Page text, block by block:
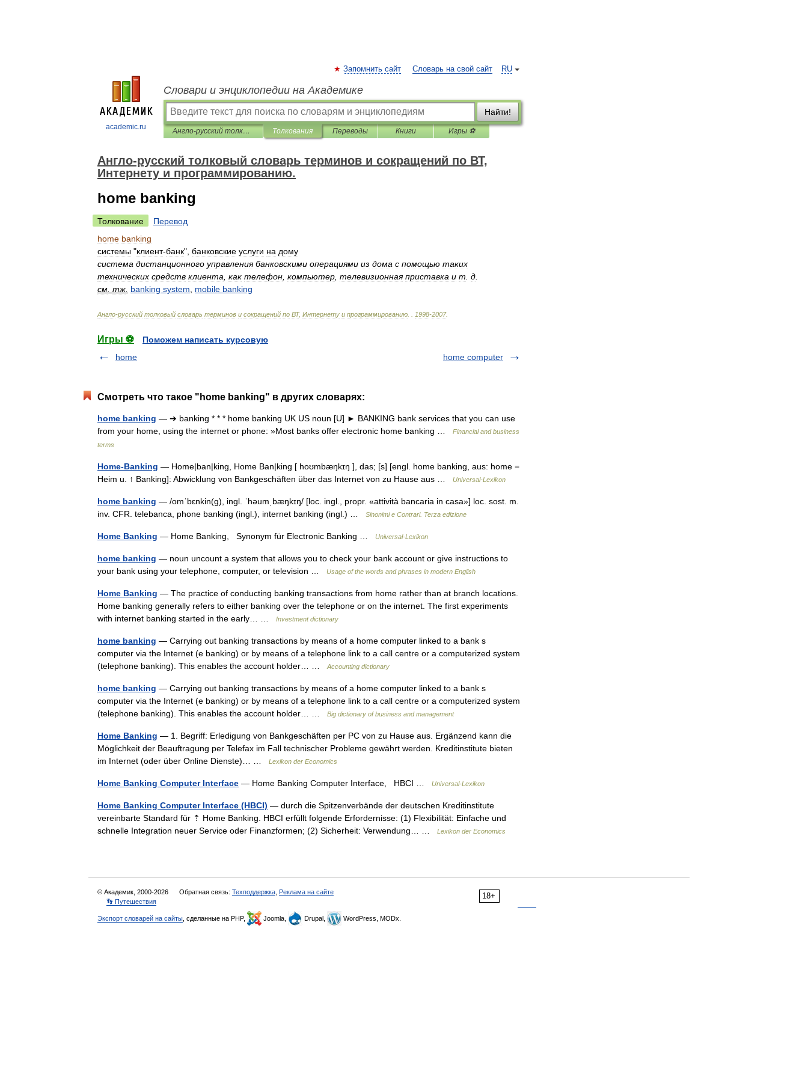
academic.ru
RU
Запомнить сайт Словарь на свой сайт
Словари и энциклопедии на Академике
Найти!
Англо-русский толковый словарь терминов и сокращений по ВТ, Интернету и программированию. Толкования Переводы Книги Игры ⚽
Англо-русский толковый словарь терминов и сокращений по ВТ,
Интернету и программированию.
home banking
Толкование
Перевод
home banking
системы "клиент-банк", банковские услуги на дому
система дистанционного управления банковскими операциями из дома с помощью таких
технических средств клиента как телефон компьютер телевизионная приставка и т д
см тж banking system mobile banking
Англо-русский толковый словарь терминов и сокращений по ВТ, Интернету и программированию 1998-2007.
Игры ⚽
Поможем написать курсовую
home
home computer
Смотреть что такое "home banking" в других словарях:
home banking — ➔ banking * * * home banking UK US noun [U] ► BANKING bank services that you can use
from your home, using the internet or phone: »Most banks offer electronic home banking …
Financial and business
terms
Home-Banking — Home|ban|king, Home Ban|king [ hoʊmbæŋkɪŋ ], das; [s] [engl. home banking, aus: home =
Heim u. ↑ Banking]: Abwicklung von Bankgeschäften über das Internet von zu Hause aus …
Universal-Lexikon
home banking — /omˈbɛnkin(g), ingl. ˈhəumˌbæŋkɪŋ/ [loc. ingl., propr. «attività bancaria in casa»] loc. sost. m.
inv. CFR. telebanca, phone banking (ingl.), internet banking (ingl.) …
Sinonimi e Contrari. Terza edizione
Home Banking — Home Banking, Synonym für Electronic Banking … Universal-Lexikon
home banking — noun uncount a system that allows you to check your bank account or give instructions to
your bank using your telephone, computer, or television …
Usage of the words and phrases in modern English
Home Banking — The practice of conducting banking transactions from home rather than at branch locations.
Home banking generally refers to either banking over the telephone or on the internet. The first experiments
with internet banking started in the early… …
Investment dictionary
home banking — Carrying out banking transactions by means of a home computer linked to a bank s
computer via the Internet (e banking) or by means of a telephone link to a call centre or a computerized system
(telephone banking). This enables the account holder… …
Accounting dictionary
home banking — Carrying out banking transactions by means of a home computer linked to a bank s
computer via the Internet (e banking) or by means of a telephone link to a call centre or a computerized system
(telephone banking). This enables the account holder… …
Big dictionary of business and management
Home Banking — 1. Begriff: Erledigung von Bankgeschäften per PC von zu Hause aus. Ergänzend kann die
Möglichkeit der Beauftragung per Telefax im Fall technischer Probleme gewährt werden. Kreditinstitute bieten
im Internet (oder über Online Dienste)… …
Lexikon der Economics
Home Banking Computer Interface — Home Banking Computer Interface, HBCI … Universal-Lexikon
Home Banking Computer Interface (HBCI) — durch die Spitzenverbände der deutschen Kreditinstitute
vereinbarte Standard für ⇡ Home Banking. HBCI erfüllt folgende Erfordernisse: (1) Flexibilität: Einfache und
schnelle Integration neuer Service oder Finanzformen; (2) Sicherheit: Verwendung… …
Lexikon der Economics
18+
© Академик, 2000-2026 Обратная связь: Техподдержка Реклама на сайте
👣 Путешествия
Экспорт словарей на сайты , сделанные на PHP, Joomla, Drupal, WordPress, MODx.